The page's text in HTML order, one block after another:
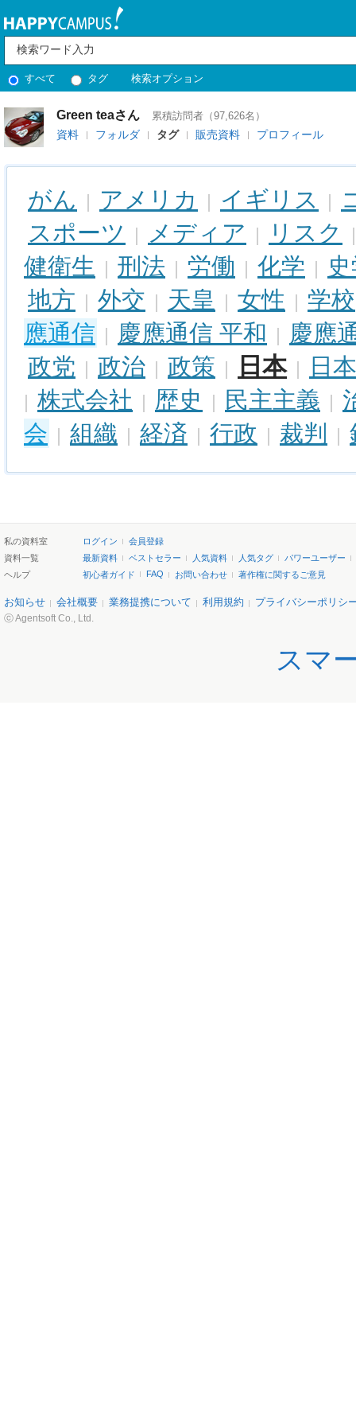
すべて タグ 検索オプション
Green teaさん 累積訪問者（97,626名）
資料 フォルダ タグ 販売資料 プロフィール
がん | アメリカ | イギリス |
スポーツ
| メディア | リスク
健衛生 | 刑法 | 労働 | 化学 |
地方 | 外交 | 天皇 | 女性 | 学校
應通信 | 慶應通信 平和 |
慶應
政党 | 政治 | 政策 | 日本 | 日
| 株式会社 | 歴史 | 民主主義 |
会 | 組織 | 経済 | 行政 | 裁判 |
私の資料室 ログイン
会員登録
資料一覧
最新資料 ベストセラー 人気資料 人気タグ
パワーユーザー
ヘルプ
初心者ガイド FAQ お問い合わせ 著作権に関するご意見
お知らせ 会社概要 業務提携について 利用規約 プライバシーポリシ
ⓒ Agentsoft Co., Ltd.
スマ